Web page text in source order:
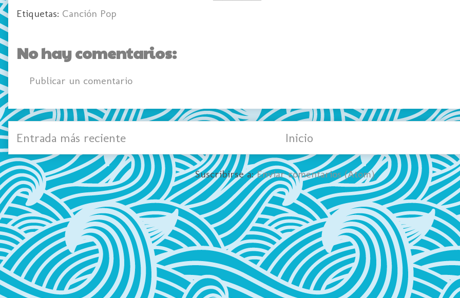
Etiquetas: Canción Pop
No hay comentarios:
Publicar un comentario
Entrada más reciente Inicio
Suscribirse a:Enviar comentarios (Atom)